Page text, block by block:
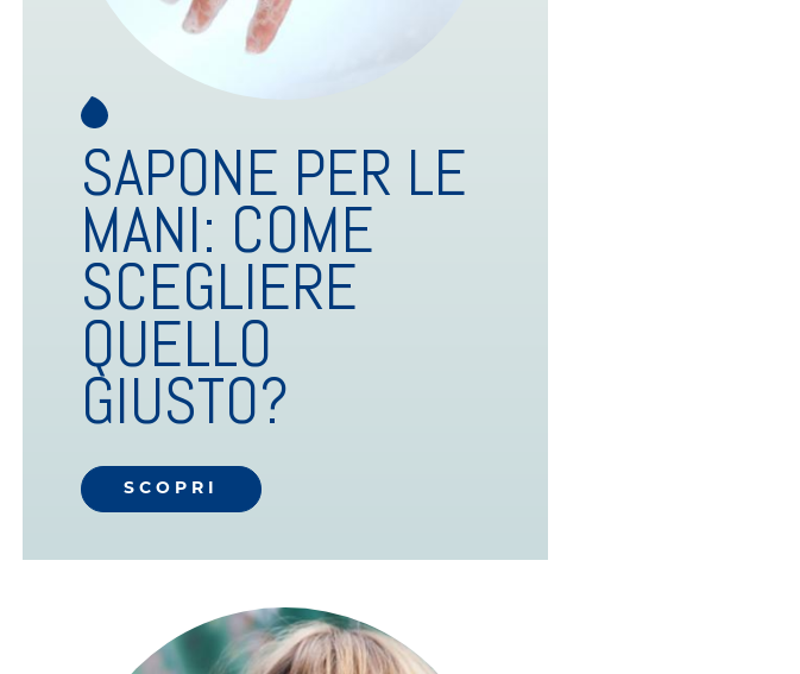
SAPONE PER LE
MANI: COME
SCEGLIERE
QUELLO
GIUSTO?
SCOPRI